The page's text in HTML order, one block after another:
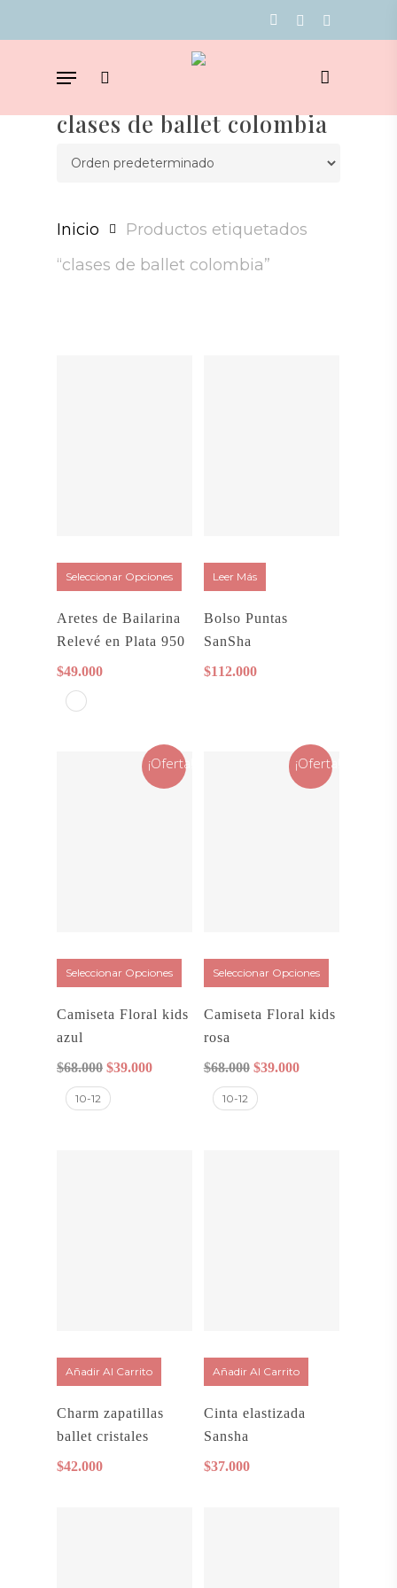
to
facebookyoutubeinstagram
Menu
clases de ballet colombia
Inicio
Productos etiquetados
“clases de ballet colombia”
Seleccionar Opciones
Aretes de Bailarina
Relevé en Plata 950
$49.000
Leer Más
Bolso Puntas
SanSha
$112.000
¡Oferta!
Seleccionar Opciones
Camiseta Floral kids
azul
$68.000 El
precio
original
$39.000El
10-12
¡Oferta!
Seleccionar Opciones
Camiseta Floral kids
rosa
$68.000 El
precio
original
$39.000El
10-12
Añadir Al Carrito
Charm zapatillas
ballet cristales
$42.000
Añadir Al Carrito
Cinta elastizada
Sansha
$37.000